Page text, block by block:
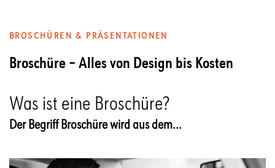
BROSCHÜREN & PRÄSENTATIONEN
Broschüre – Alles von Design bis Kosten
Was ist eine Broschüre?
Der Begriff Broschüre wird aus dem...